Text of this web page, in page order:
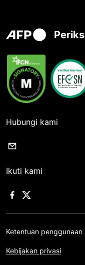
Hubungi kami
Ikuti kami
Ketentuan penggunaan
Kebijakan privasi